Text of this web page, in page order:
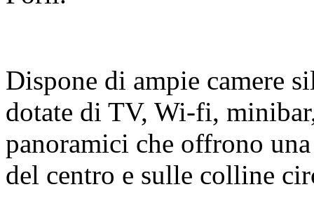
Dispone di ampie camere
dotate di TV, Wi-fi,
panoramici che offrono
del centro e sulle colline